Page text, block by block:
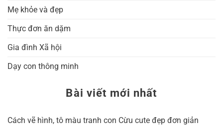
Mẹ khỏe và đẹp
Thực đơn ăn dặm
Gia đình Xã hội
Dạy con thông minh
Bài viết mới nhất
Cách vẽ hình, tô màu tranh con Cừu cute đẹp đơn giản